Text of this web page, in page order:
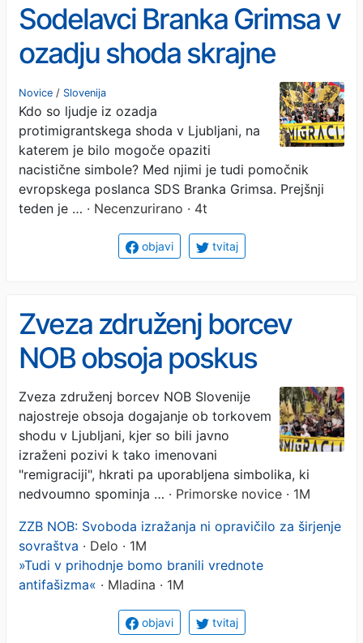
Sodelavci Branka Grimsa v
ozadju shoda skrajne
desnice v Ljubljani #foto
Novice / Slovenija
Kdo so ljudje iz ozadja
protimigrantskega shoda v Ljubljani, na
katerem je bilo mogoče opaziti
nacistične simbole? Med njimi je tudi pomočnik
evropskega poslanca SDS Branka Grimsa. Prejšnji
teden je … · Necenzurirano · 4t
objavi tvitaj
Zveza združenj borcev
NOB obsoja poskus
normalizacije nacistične
simbolike
Zveza združenj borcev NOB Slovenije
najostreje obsoja dogajanje ob torkovem
shodu v Ljubljani, kjer so bili javno
izraženi pozivi k tako imenovani
"remigraciji", hkrati pa uporabljena simbolika, ki
nedvoumno spominja … · Primorske novice · 1M
ZZB NOB: Svoboda izražanja ni opravičilo za širjenje
sovraštva · Delo · 1M
»Tudi v prihodnje bomo branili vrednote
antifašizma« · Mladina · 1M
objavi tvitaj